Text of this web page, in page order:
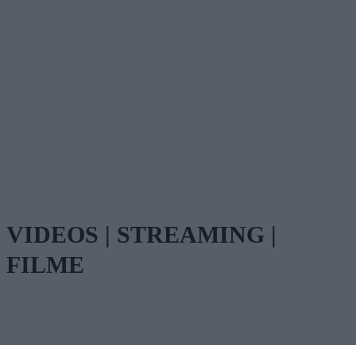
VIDEOS | STREAMING |
FILME